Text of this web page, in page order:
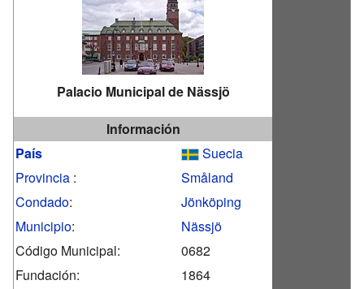
Palacio Municipal de Nässjö
Información
País
Suecia
Provincia :
Småland
Condado:
Jönköping
Municipio:
Nässjö
Código Municipal:
0682
Fundación:
1864